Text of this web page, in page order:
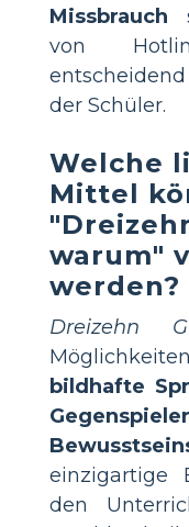
Missbrauch
von
der Schüler.
Welche
Mittel
warum"
werden?
Dreizehn
bildhafte
einzigartige
den